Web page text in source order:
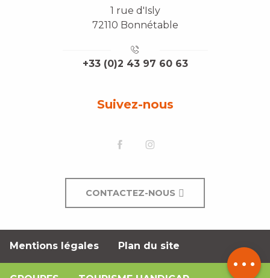
par email
1 rue d'Isly
72110 Bonnétable
+33 (0)2 43 97 60 63
Suivez-nous
CONTACTEZ-NOUS
Mentions légales Plan du site